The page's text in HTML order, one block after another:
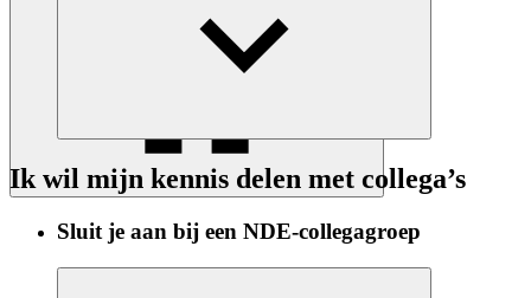
Ik wil mijn kennis delen met collega’s
Sluit je aan bij een NDE-collegagroep